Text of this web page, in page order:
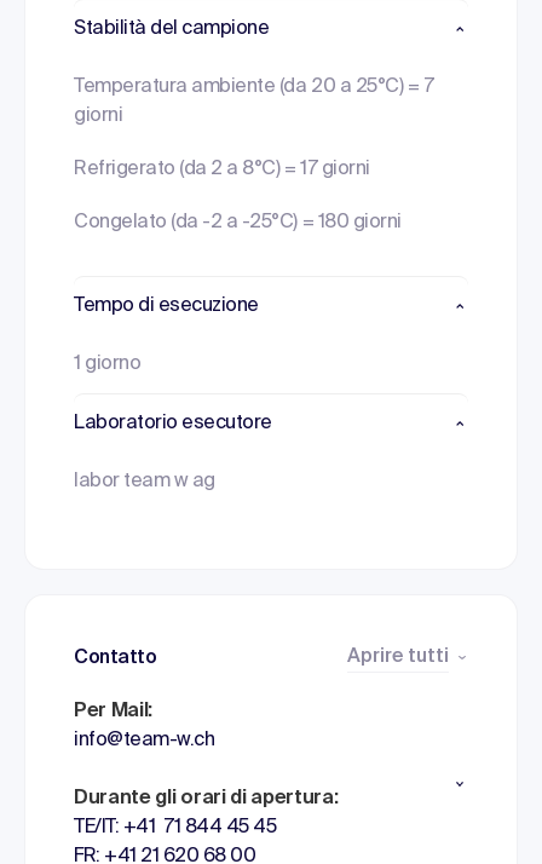
Stabilità del campione
Temperatura ambiente (da 20 a 25°C) = 7
giorni
Refrigerato (da 2 a 8°C) = 17 giorni
Congelato (da -2 a -25°C) = 180 giorni
Tempo di esecuzione
1 giorno
Laboratorio esecutore
labor team w ag
Contatto Aprire tutti
Per Mail:
info@team-w.ch
Durante gli orari di apertura:
TE/IT: +41 71 844 45 45
FR: +41 21 620 68 00